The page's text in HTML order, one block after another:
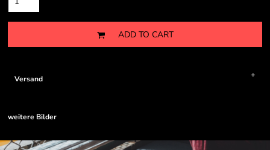
ADD TO CART
Versand
weitere Bilder